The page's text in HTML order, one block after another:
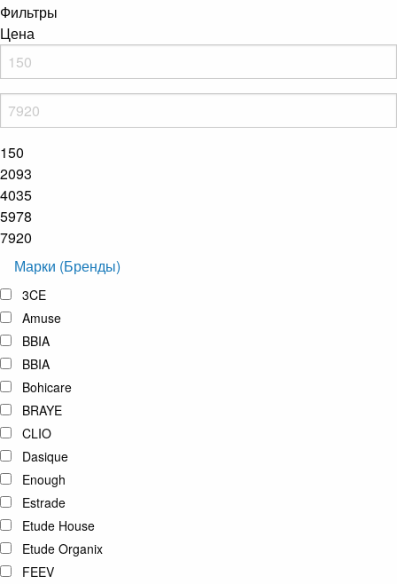
Фильтры
Цена
150
2093
4035
5978
7920
Марки (Бренды)
3CE
Amuse
BBIA
BBIA
Bohicare
BRAYE
CLIO
Dasique
Enough
Estrade
Etude House
Etude Organix
FEEV